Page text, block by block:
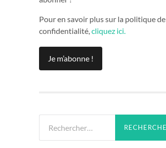
Pour en savoir plus sur la politique de
confidentialité, cliquez ici.